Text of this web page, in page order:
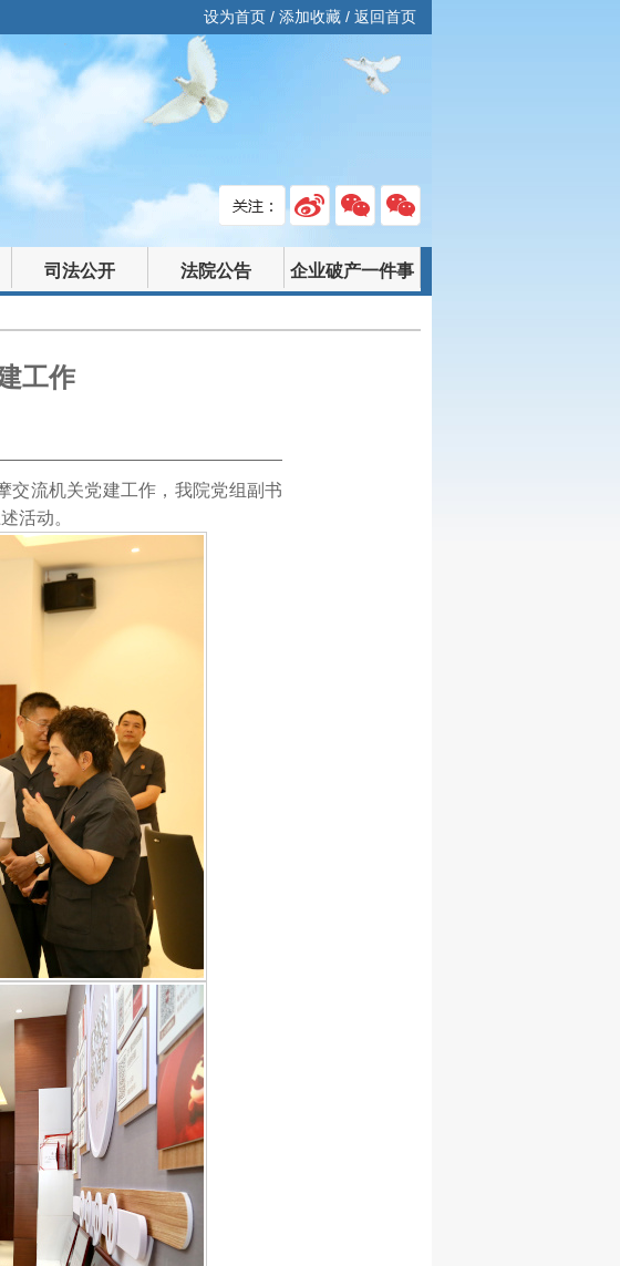
设为首页/ 添加收藏/ 返回首页
司法公开 法院公告 企业破产一件事
工作
交流机关党建工作，我院党组副书
活动。